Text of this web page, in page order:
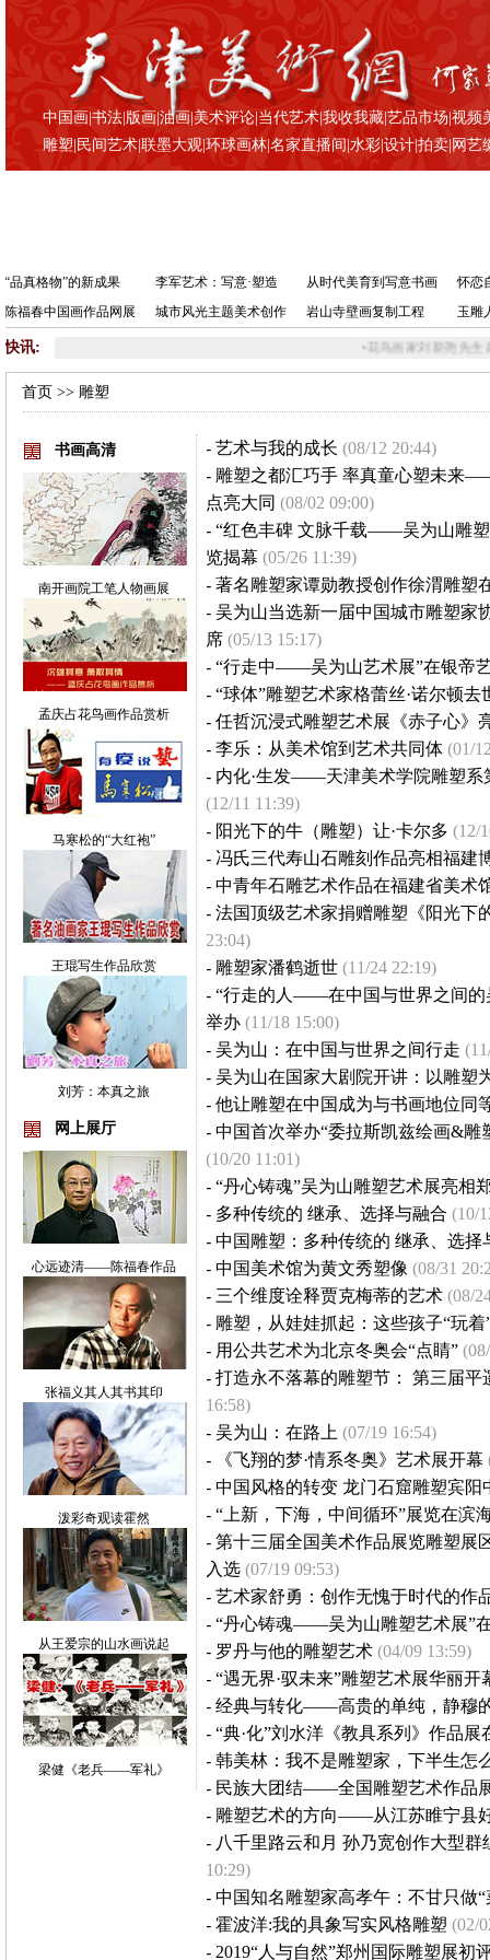
中国画 |书法 版画 |油画 |美术评论 当代艺术 |我收我藏 |艺品市场 |视频
雕塑 民间艺术 |联墨大观 |环球画林 |名家直播间 |水彩 |设计 |拍卖 网艺
“品真格物”的新成果 李军艺术：写意·塑造 从时代美育到写意书画
怀恋
陈福春中国画作品网展
城市风光主题美术创作 岩山寺壁画复制工程 玉雕
快讯: 花鸟画家刘新尧先生赴南
首页 >> 雕塑
书画高清
南开画院工笔人物画展
孟庆占花鸟画作品赏析
马寒松的“大红袍”
王琨写生作品欣赏
刘芳：本真之旅
网上展厅
心远迹清——陈福春作品
张福义其人其书其印
泼彩奇观读霍然
从王爱宗的山水画说起
梁健《老兵——军礼》
-艺术与我的成长 (08/12 20:44)
- 雕塑之都汇巧手 率真童心塑未来
点亮大同 (08/02 09:00)
-“红色丰碑 文脉千载——吴为山雕
览揭幕 (05/26 11:39)
-著名雕塑家谭勋教授创作徐渭雕塑
-吴为山当选新一届中国城市雕塑家
席 (05/13 15:17)
-“行走中——吴为山艺术展”在银帝
-“球体”雕塑艺术家格蕾丝·诺尔顿去
-任哲沉浸式雕塑艺术展《赤子心》
-李乐：从美术馆到艺术共同体 (01/
- 内化·生发——天津美术学院雕塑系
(12/11 11:39)
- 阳光下的牛（雕塑）让·卡尔多 (12/
- 冯氏三代寿山石雕刻作品亮相福建
-中青年石雕艺术作品在福建省美术
-法国顶级艺术家捐赠雕塑《阳光下
23:04)
- 雕塑家潘鹤逝世 (11/24 22:19)
-“行走的人——在中国与世界之间的
举办 (11/18 15:00)
-吴为山：在中国与世界之间行走
-吴为山在国家大剧院开讲：以雕塑
-他让雕塑在中国成为与书画地位同
-中国首次举办“委拉斯凯兹绘画&雕
(10/20 11:01)
-“丹心铸魂”吴为山雕塑艺术展亮相
- 多种传统的 继承、选择与融合 (10/
-中国雕塑：多种传统的 继承、选择
-中国美术馆为黄文秀塑像 (08/31
- 三个维度诠释贾克梅蒂的艺术 (08/
- 雕塑，从娃娃抓起：这些孩子“玩
- 用公共艺术为北京冬奥会“点睛”
-打造永不落幕的雕塑节： 第三届
16:58)
-吴为山：在路上 (07/19 16:54)
-
《飞翔的梦·情系冬奥》艺术展开幕
-中国风格的转变 龙门石窟雕塑宾阳
-“​上新，下海，中间循环”展览在滨
-第十三届全国美术作品展览雕塑展
入选 (07/19 09:53)
-艺术家舒勇：创作无愧于时代的作
-“丹心铸魂——吴为山雕塑艺术展”
- 罗丹与他的雕塑艺术 (04/09 13:59)
-“遇无界·驭未来”雕塑艺术展华丽开
-经典与转化——高贵的单纯，静穆
-“典·化”刘水洋《教具系列》作品展
-韩美林：我不是雕塑家，下半生怎
- 民族大团结——全国雕塑艺术作品
- 雕塑艺术的方向——从江苏睢宁县
- 八千里路云和月 孙乃宽创作大型群
10:29)
-中国知名雕塑家高孝午：不甘只做“
-霍波洋:我的具象写实风格雕塑 (02/
- 2019“人与自然”郑州国际雕塑展初